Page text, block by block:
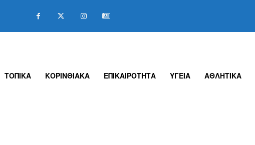
ΤΟΠΙΚΑ ΚΟΡΙΝΘΙΑΚΑ ΕΠΙΚΑΙΡΟΤΗΤΑ ΥΓΕΙΑ ΑΘΛΗΤΙΚΑ